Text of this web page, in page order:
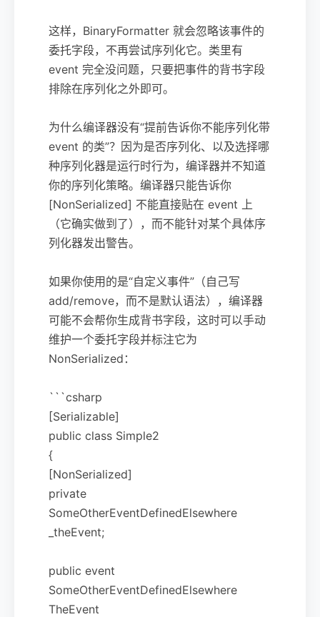
这样，BinaryFormatter 就会忽略该事件的
委托字段，不再尝试序列化它。类里有
event 完全没问题，只要把事件的背书字段
排除在序列化之外即可。
为什么编译器没有“提前告诉你不能序列化带
event 的类”？因为是否序列化、以及选择哪
种序列化器是运行时行为，编译器并不知道
你的序列化策略。编译器只能告诉你
[NonSerialized] 不能直接贴在 event 上
（它确实做到了），而不能针对某个具体序
列化器发出警告。
如果你使用的是“自定义事件”（自己写
add/remove，而不是默认语法），编译器
可能不会帮你生成背书字段，这时可以手动
维护一个委托字段并标注它为
NonSerialized：
```csharp
[Serializable]
public class Simple2
{
[NonSerialized]
private
SomeOtherEventDefinedElsewhere
_theEvent;
public event
SomeOtherEventDefinedElsewhere
TheEvent